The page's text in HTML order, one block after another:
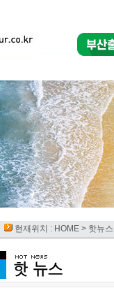
현재위치 : HOME > 핫뉴스